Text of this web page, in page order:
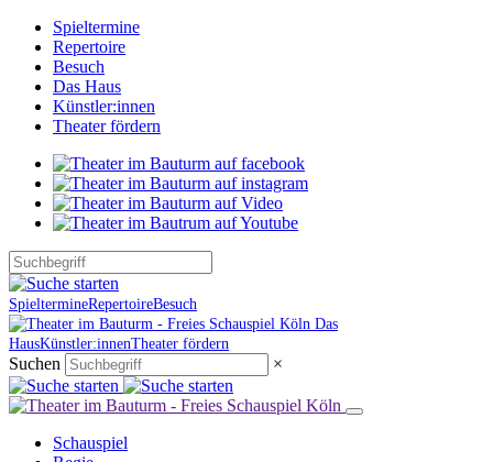
Spieltermine
Repertoire
Besuch
Das Haus
Künstler:innen
Theater fördern
SpieltermineRepertoireBesuch
Das
HausKünstler:innenTheater fördern
Suchen ×
Schauspiel